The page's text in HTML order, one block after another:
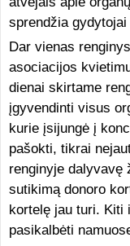
sprendžia
Dar vienas
asociacijos
dienai skirtame
įgyvendinti visus
kurie įsijungė į
pašokti, tikrai
renginyje dalyvavę
sutikimą donoro
kortelę jau turi. Kiti
pasikalbėti